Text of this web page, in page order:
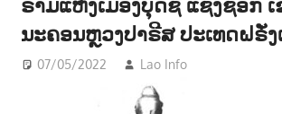
ນ
ຂ່
ນະຄອນຫຼວງປາຣີສ ປະເທດຝຣັ່ງ
07/05/2022 Lao Info